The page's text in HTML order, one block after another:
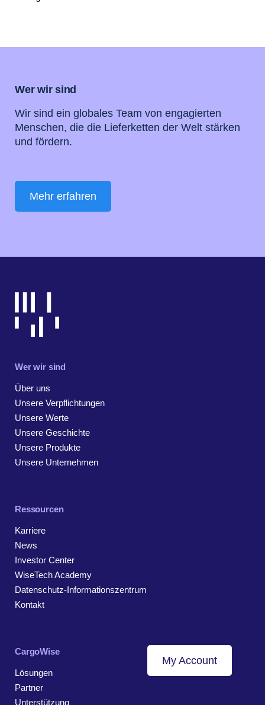
Wer wir sind
Wir sind ein globales Team von engagierten
Menschen, die die Lieferketten der Welt stärken
und fördern.
Mehr erfahren
Wer wir sind
Über uns
Unsere Verpflichtungen
Unsere Werte
Unsere Geschichte
Unsere Produkte
Unsere Unternehmen
Ressourcen
Karriere
News
Investor Center
WiseTech Academy
Datenschutz-Informationszentrum
Kontakt
CargoWise
Lösungen
Partner
Unterstützung
My Account